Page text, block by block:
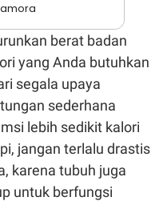
berat badan
yang Anda butuhkan
segala upaya
sederhana
lebih sedikit kalori
jangan terlalu drastis
karena tubuh juga
untuk berfungsi